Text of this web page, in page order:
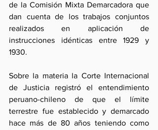
de la Comisión Mixta Demarcadora que
dan cuenta de los trabajos conjuntos
realizados en aplicación de
instrucciones idénticas entre 1929 y
1930.
Sobre la materia la Corte Internacional
de Justicia registró el entendimiento
peruano-chileno de que el límite
terrestre fue establecido y demarcado
hace más de 80 años teniendo como